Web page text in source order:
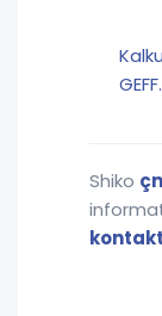
GEFF.
Shiko